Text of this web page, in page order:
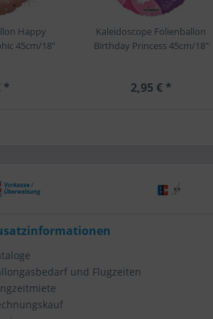
Happy
45cm/18"
*
Kaleidoscope Folienballon
Birthday Princess 45cm/18"
2,95 € *
und Flugzeiten